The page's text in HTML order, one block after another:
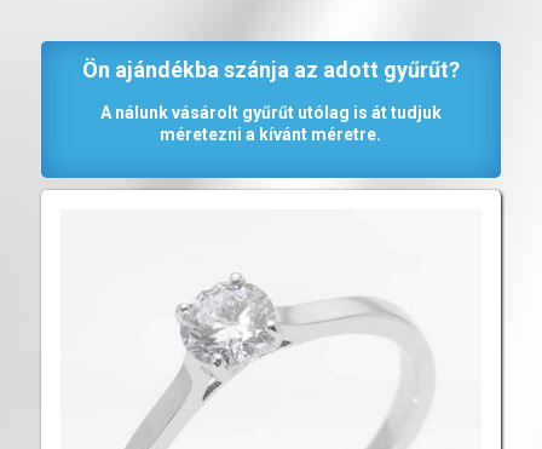
Ön ajándékba szánja az adott gyűrűt?
A nálunk vásárolt gyűrűt utólag is át tudjuk
méretezni a kívánt méretre.